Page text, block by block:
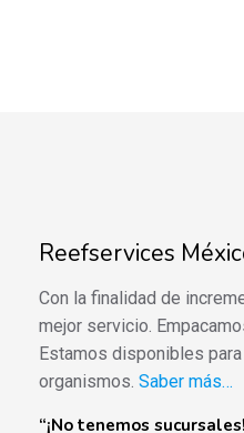
Reefservices
Con la finalidad de
mejor servicio.
Estamos disponibles
organismos. Saber más…
“¡No tenemos